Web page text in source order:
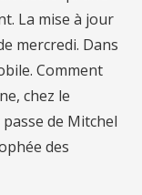
La mise à jour
mercredi. Dans
Comment
chez le
de Mitchel
des